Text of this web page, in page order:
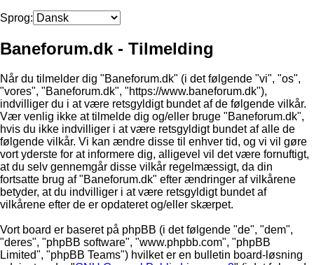
Sprog:
Baneforum.dk - Tilmelding
Når du tilmelder dig "Baneforum.dk" (i det følgende "vi", "os",
"vores", "Baneforum.dk", "https://www.baneforum.dk"),
indvilliger du i at være retsgyldigt bundet af de følgende vilkår.
Vær venlig ikke at tilmelde dig og/eller bruge "Baneforum.dk",
hvis du ikke indvilliger i at være retsgyldigt bundet af alle de
følgende vilkår. Vi kan ændre disse til enhver tid, og vi vil gøre
vort yderste for at informere dig, alligevel vil det være fornuftigt,
at du selv gennemgår disse vilkår regelmæssigt, da din
fortsatte brug af "Baneforum.dk" efter ændringer af vilkårene
betyder, at du indvilliger i at være retsgyldigt bundet af
vilkårene efter de er opdateret og/eller skærpet.
Vort board er baseret på phpBB (i det følgende "de", "dem",
"deres", "phpBB software", "www.phpbb.com", "phpBB
Limited", "phpBB Teams") hvilket er en bulletin board-løsning